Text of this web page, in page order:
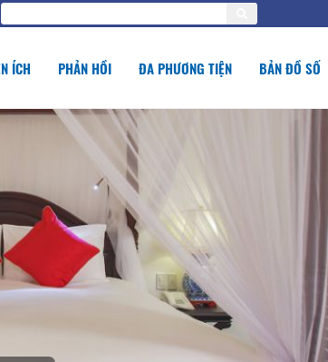
ÍCH PHẢN HỒI ĐA PHƯƠNG TIỆN BẢN ĐỒ SỐ